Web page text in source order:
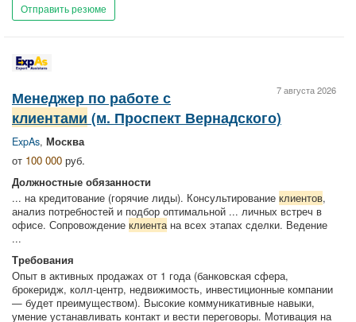
Отправить резюме
7 августа 2026
Менеджер по работе с
клиентами (м. Проспект Вернадского)
ExpAs, Москва
от 100 000 руб.
Должностные обязанности
... на кредитование (горячие лиды). Консультирование клиентов,
анализ потребностей и подбор оптимальной ... личных встреч в
офисе. Сопровождение клиентана всех этапах сделки. Ведение
...
Требования
Опыт в активных продажах от 1 года (банковская сфера,
брокеридж, колл-центр, недвижимость, инвестиционные компании
— будет преимуществом). Высокие коммуникативные навыки,
умение устанавливать контакт и вести переговоры. Мотивация на